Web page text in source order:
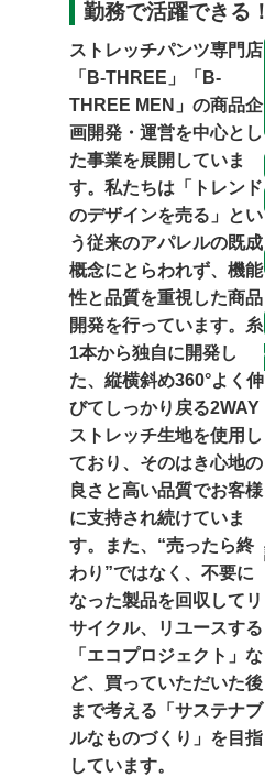
勤務で活躍できる！
ストレッチパンツ専門店
「B-THREE」「B-
THREE MEN」の商品企
画開発・運営を中心とし
た事業を展開していま
す。私たちは「トレンド
のデザインを売る」とい
う従来のアパレルの既成
概念にとらわれず、機能
性と品質を重視した商品
開発を行っています。糸
1本から独自に開発し
た、縦横斜め360°よく伸
びてしっかり戻る2WAY
ストレッチ生地を使用し
ており、そのはき心地の
良さと高い品質でお客様
に支持され続けていま
す。また、“売ったら終
わり”ではなく、不要に
なった製品を回収してリ
サイクル、リユースする
「エコプロジェクト」な
ど、買っていただいた後
まで考える「サステナブ
ルなものづくり」を目指
しています。